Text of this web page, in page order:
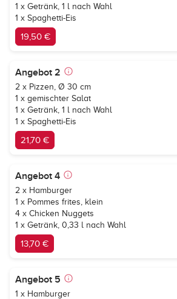
1 x Getränk, 1 l nach Wahl
1 x Spaghetti-Eis
19,50 €
Angebot 2
2 x Pizzen, Ø 30 cm
1 x gemischter Salat
1 x Getränk, 1 l nach Wahl
1 x Spaghetti-Eis
21,70 €
Angebot 4
2 x Hamburger
1 x Pommes frites, klein
4 x Chicken Nuggets
1 x Getränk, 0,33 l nach Wahl
13,70 €
Angebot 5
1 x Hamburger